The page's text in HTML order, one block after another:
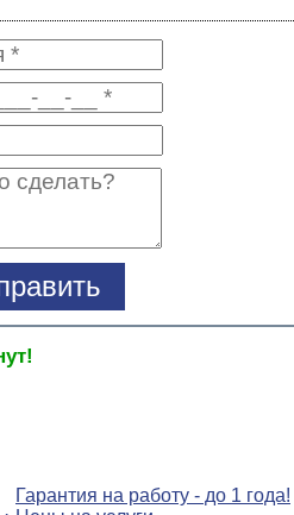
Гарантия на работу - до 1 года!